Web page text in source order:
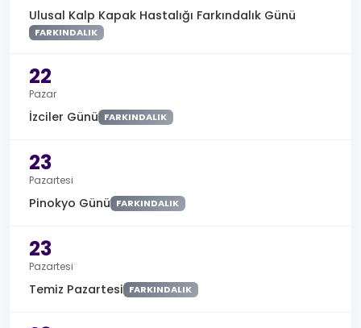
Ulusal Kalp Kapak Hastalığı Farkındalık Günü
FARKINDALIK
22
Pazar
İzciler Günü FARKINDALIK
23
Pazartesi
Pinokyo Günü FARKINDALIK
23
Pazartesi
Temiz Pazartesi FARKINDALIK